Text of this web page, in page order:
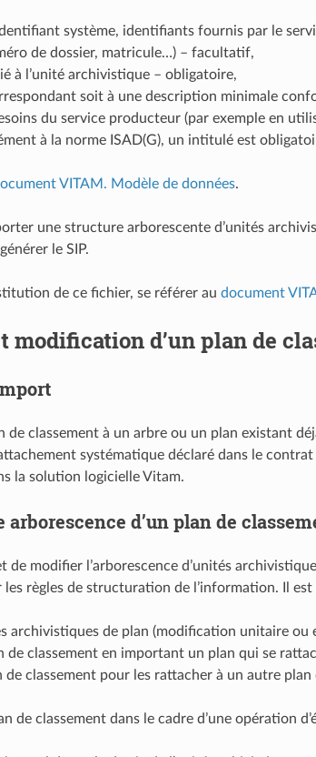
système, identifiants fournis par le
de dossier, matricule…) – facultatif,
à l’unité archivistique – obligatoire,
soit à une description minimale
du service producteur (par exemple en
à la norme ISAD(G), un intitulé est
VITAM. Modèle de données.
une structure arborescente d’unités
le SIP.
de ce fichier, se référer au document
modification d’un plan de
de classement à un arbre ou un plan existant
systématique déclaré dans le
la solution logicielle Vitam.
arborescence d’un plan de
modifier l’arborescence d’unités
règles de structuration de l’information. Il est
archivistiques de plan (modification unitaire ou
de classement en important un plan qui se
classement pour les rattacher à un autre
de classement dans le cadre d’une opération